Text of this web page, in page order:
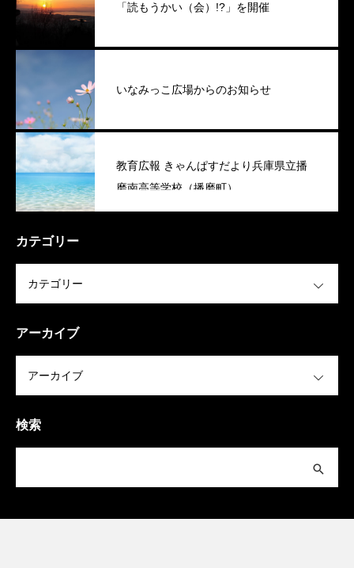
「読もうかい（会）!?」を開催
いなみっこ広場からのお知らせ
教育広報 きゃんぱすだより兵庫県立播
磨南高等学校（播磨町）
カテゴリー
アーカイブ
検索